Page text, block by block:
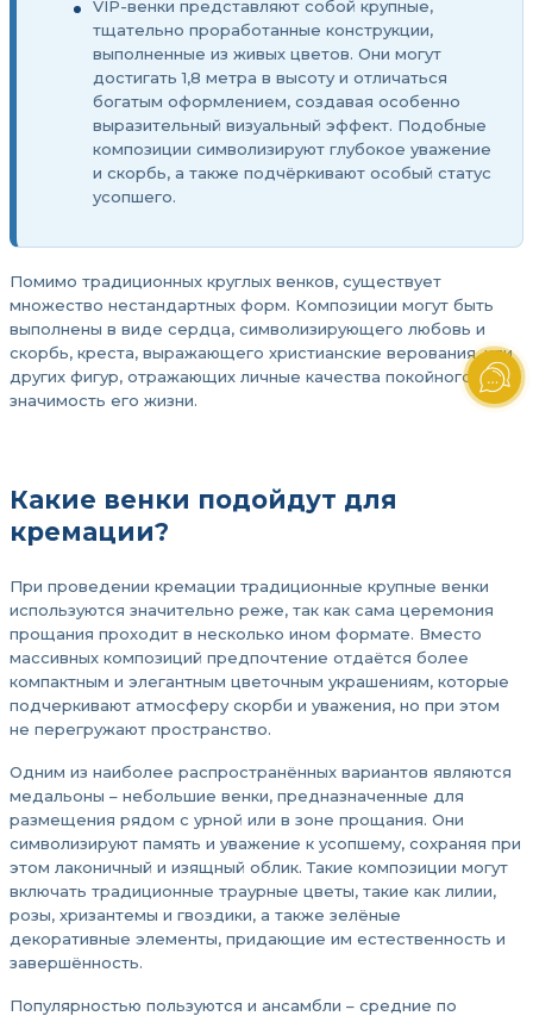
VIP-венки представляют собой крупные,
тщательно проработанные конструкции,
выполненные из живых цветов. Они могут
достигать 1,8 метра в высоту и отличаться
богатым оформлением, создавая особенно
выразительный визуальный эффект. Подобные
композиции символизируют глубокое уважение
и скорбь, а также подчёркивают особый статус
усопшего.
Помимо традиционных круглых венков, существует
множество нестандартных форм. Композиции могут быть
выполнены в виде сердца, символизирующего любовь и
скорбь, креста, выражающего христианские верования, или
других фигур, отражающих личные качества покойного и
значимость его жизни.
Какие венки подойдут для
кремации?
При проведении кремации традиционные крупные венки
используются значительно реже, так как сама церемония
прощания проходит в несколько ином формате. Вместо
массивных композиций предпочтение отдаётся более
компактным и элегантным цветочным украшениям, которые
подчеркивают атмосферу скорби и уважения, но при этом
не перегружают пространство.
Одним из наиболее распространённых вариантов являются
медальоны – небольшие венки, предназначенные для
размещения рядом с урной или в зоне прощания. Они
символизируют память и уважение к усопшему, сохраняя при
этом лаконичный и изящный облик. Такие композиции могут
включать традиционные траурные цветы, такие как лилии,
розы, хризантемы и гвоздики, а также зелёные
декоративные элементы, придающие им естественность и
завершённость.
Популярностью пользуются и ансамбли – средние по